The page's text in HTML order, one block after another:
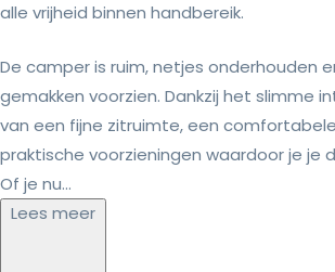
alle vrijheid binnen handbereik.
De camper is ruim, netjes onderhouden
gemakken voorzien. Dankzij het slimme
van een fijne zitruimte, een
praktische voorzieningen waardoor je je
Of je nu...
Lees meer